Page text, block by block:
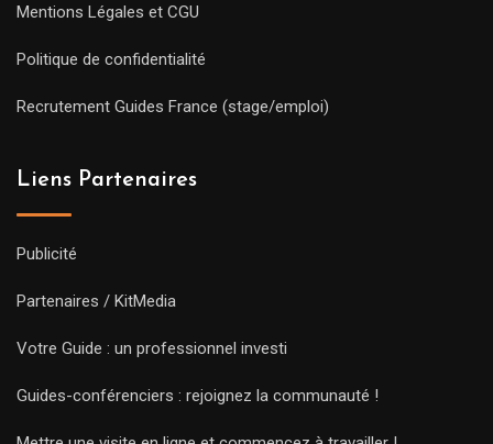
Mentions Légales et CGU
Politique de confidentialité
Recrutement Guides France (stage/emploi)
Liens Partenaires
Publicité
Partenaires / KitMedia
Votre Guide : un professionnel investi
Guides-conférenciers : rejoignez la communauté !